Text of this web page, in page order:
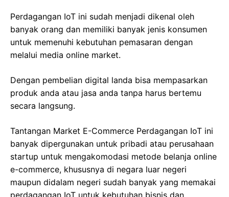
Perdagangan IoT ini sudah menjadi dikenal oleh
banyak orang dan memiliki banyak jenis konsumen
untuk memenuhi kebutuhan pemasaran dengan
melalui media online market.
Dengan pembelian digital landa bisa mempasarkan
produk anda atau jasa anda tanpa harus bertemu
secara langsung.
Tantangan Market E-Commerce Perdagangan IoT ini
banyak dipergunakan untuk pribadi atau perusahaan
startup untuk mengakomodasi metode belanja online
e-commerce, khususnya di negara luar negeri
maupun didalam negeri sudah banyak yang memakai